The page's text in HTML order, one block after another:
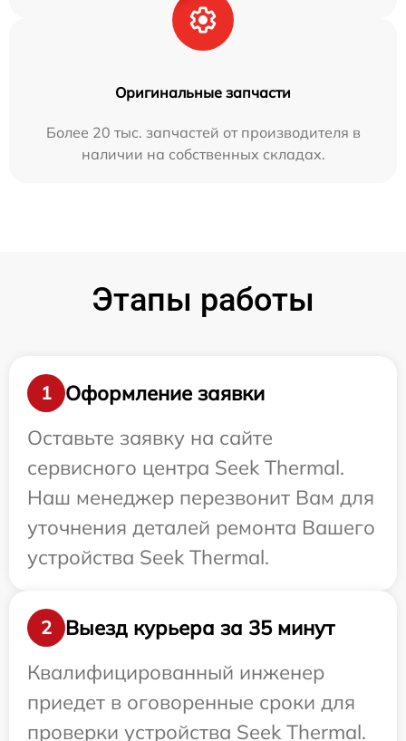
Оригинальные запчасти
Более 20 тыс. запчастей от производителя в
наличии на собственных складах.
Этапы работы
1
Оформление заявки
Оставьте заявку на сайте
сервисного центра Seek Thermal.
Наш менеджер перезвонит Вам для
уточнения деталей ремонта Вашего
устройства Seek Thermal.
2
Выезд курьера за 35 минут
Квалифицированный инженер
приедет в оговоренные сроки для
проверки устройства Seek Thermal.